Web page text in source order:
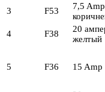
3
F53
7,5 Amp
4 F38
20
желтый
5 F36 15 Amp